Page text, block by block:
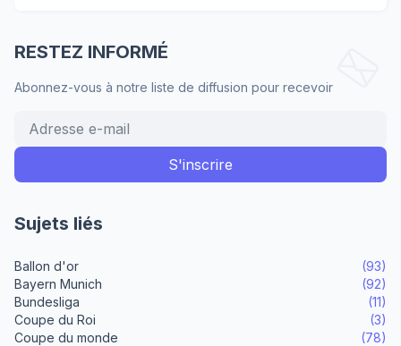
RESTEZ INFORMÉ
Abonnez-vous à notre liste de diffusion pour recevoir
Sujets liés
Ballon d'or
(93)
Bayern Munich
(92)
Bundesliga
(11)
Coupe du Roi
(3)
Coupe du monde
(78)